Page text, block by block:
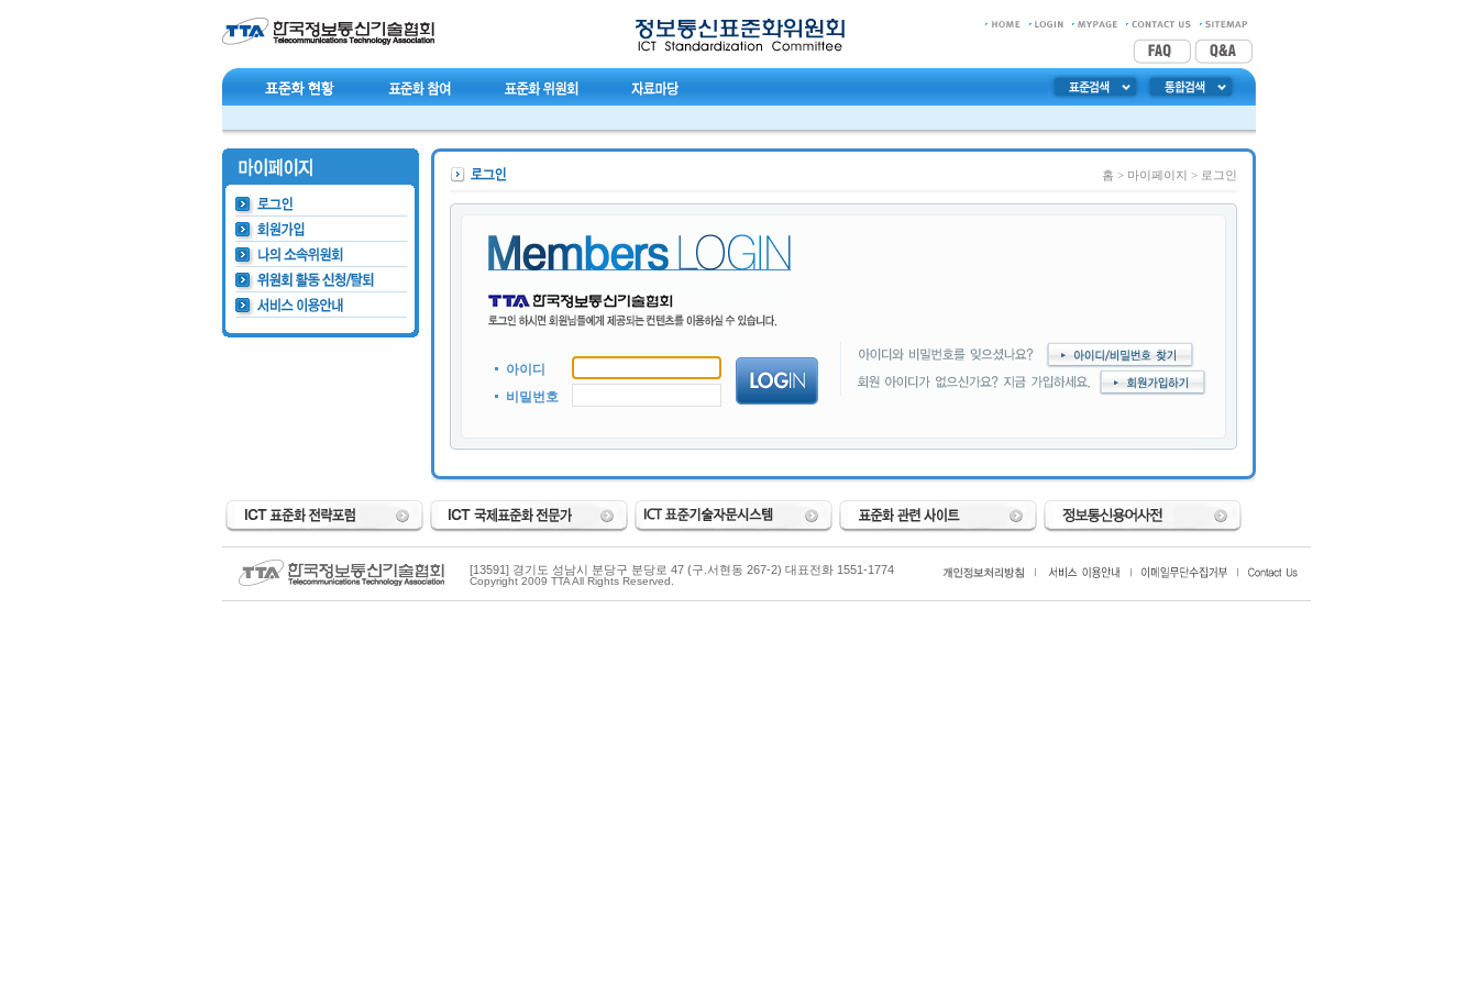
홈 > 마이페이지 > 로그인
아이디
비밀번호
[13591] 경기도 성남시 분당구 분당로 47 (구.서현동 267-2) 대표전화 1551-1774
Copyright 2009 TTA All Rights Reserved.